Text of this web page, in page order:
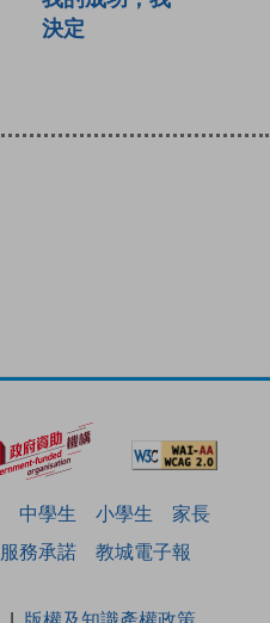
決定
中學生 小學生
家長
服務承諾 教城電子報